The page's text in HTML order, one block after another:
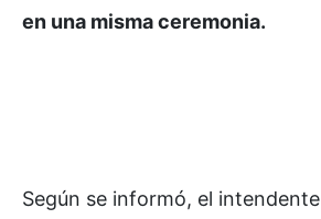
en una misma ceremonia.
Según se informó, el intendente